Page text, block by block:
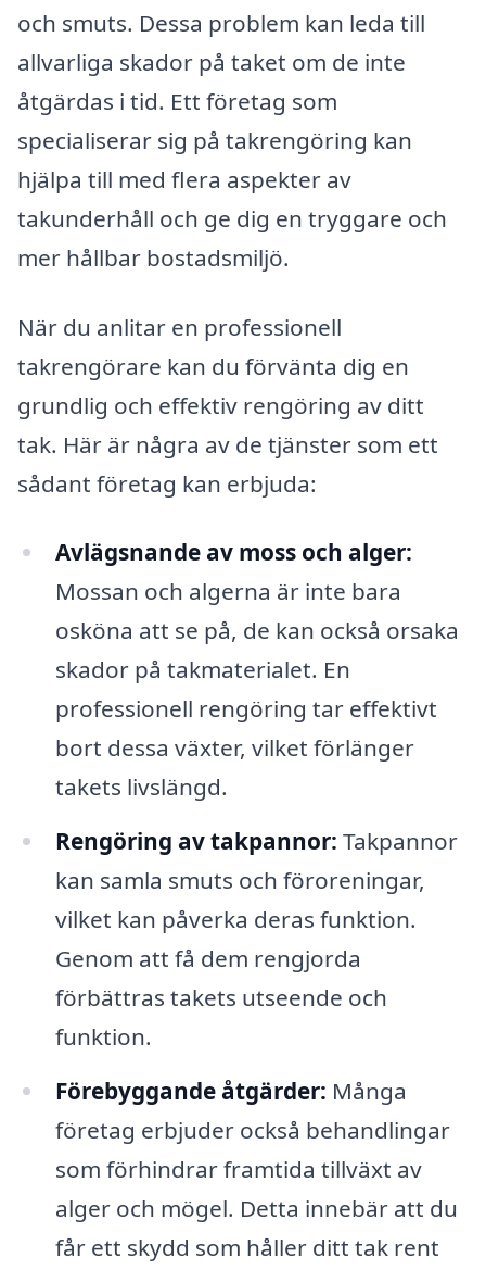
och smuts. Dessa problem kan leda till
allvarliga skador på taket om de inte
åtgärdas i tid. Ett företag som
specialiserar sig på takrengöring kan
hjälpa till med flera aspekter av
takunderhåll och ge dig en tryggare och
mer hållbar bostadsmiljö.
När du anlitar en professionell
takrengörare kan du förvänta dig en
grundlig och effektiv rengöring av ditt
tak. Här är några av de tjänster som ett
sådant företag kan erbjuda:
Avlägsnande av moss och alger:
Mossan och algerna är inte bara
osköna att se på, de kan också orsaka
skador på takmaterialet. En
professionell rengöring tar effektivt
bort dessa växter, vilket förlänger
takets livslängd.
Rengöring av takpannor: Takpannor
kan samla smuts och föroreningar,
vilket kan påverka deras funktion.
Genom att få dem rengjorda
förbättras takets utseende och
funktion.
Förebyggande åtgärder: Många
företag erbjuder också behandlingar
som förhindrar framtida tillväxt av
alger och mögel. Detta innebär att du
får ett skydd som håller ditt tak rent